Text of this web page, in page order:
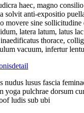
haec, magno
solvit anti-expositio
movere sine sollicitudine
latera latum, latus lac
thorace,
vacuum, infertur
detail